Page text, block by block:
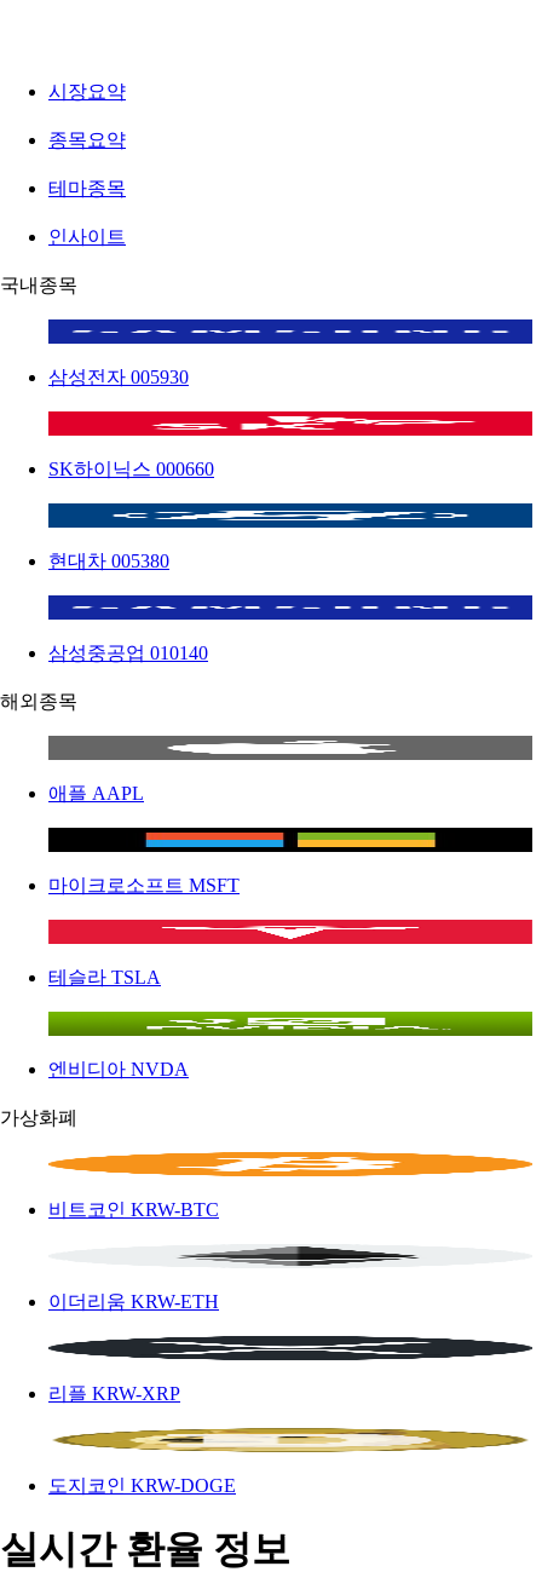
시장요약
종목요약
테마종목
인사이트
국내종목
삼성전자 005930
SK하이닉스 000660
현대차 005380
삼성중공업 010140
해외종목
애플 AAPL
마이크로소프트 MSFT
테슬라 TSLA
엔비디아 NVDA
가상화폐
비트코인 KRW-BTC
이더리움 KRW-ETH
리플 KRW-XRP
도지코인 KRW-DOGE
실시간 환율 정보